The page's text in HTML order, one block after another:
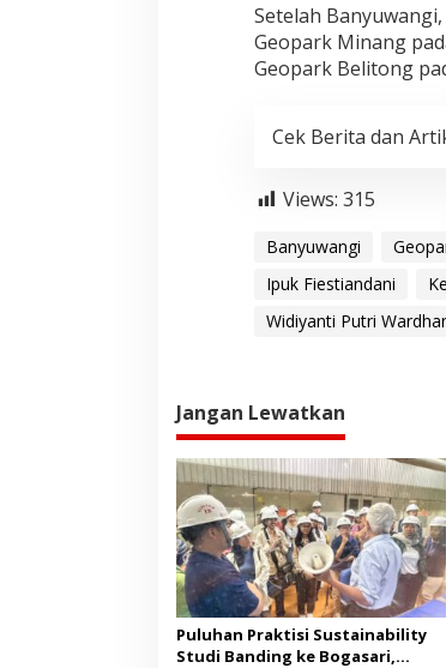
Setelah
Geopark Minang
Geopark Belitong
Cek Berita dan
Views: 315
Banyuwangi
Ipuk Fiestiandani
Widiyanti Putri
Jangan Lewatkan
Puluhan Praktisi Sustainability
Studi Banding ke Bogasari,